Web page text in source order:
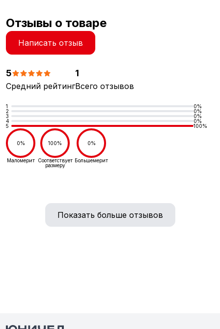
Отзывы о товаре
Написать отзыв
5
Средний рейтинг
1
Всего отзывов
1
0%
2
0%
3
0%
4
0%
5
100%
0%
Маломерит
100%
Соответствует
размеру
0%
Большемерит
Показать больше отзывов